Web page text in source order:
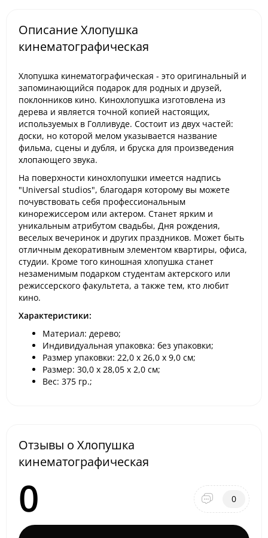
Описание Хлопушка
кинематографическая
Хлопушка кинематографическая - это оригинальный и
запоминающийся подарок для родных и друзей,
поклонников кино. Кинохлопушка изготовлена из
дерева и является точной копией настоящих,
используемых в Голливуде. Состоит из двух частей:
доски, но которой мелом указывается название
фильма, сцены и дубля, и бруска для произведения
хлопающего звука.
На поверхности кинохлопушки имеется надпись
"Universal studios", благодаря которому вы можете
почувствовать себя профессиональным
кинорежиссером или актером. Станет ярким и
уникальным атрибутом свадьбы, Дня рождения,
веселых вечеринок и других праздников. Может быть
отличным декоративным элементом квартиры, офиса,
студии. Кроме того киношная хлопушка станет
незаменимым подарком студентам актерского или
режиссерского факультета, а также тем, кто любит
кино.
Характеристики:
Материал: дерево;
Индивидуальная упаковка: без упаковки;
Размер упаковки: 22,0 х 26,0 х 9,0 см;
Размер: 30,0 х 28,05 х 2,0 см;
Вес: 375 гр.;
Отзывы о Хлопушка
кинематографическая
0 0